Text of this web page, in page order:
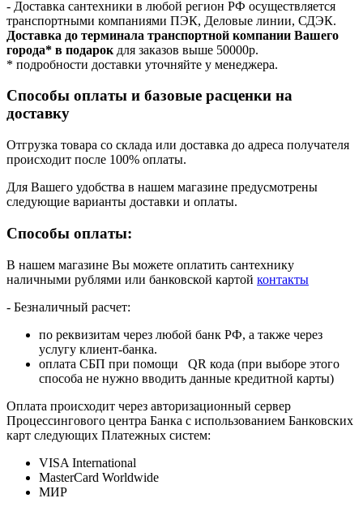
- Доставка сантехники в любой регион РФ осуществляется
транспортными компаниями ПЭК, Деловые линии, СДЭК.
Доставка до терминала транспортной компании Вашего
города* в подарок для заказов выше 50000р.
* подробности доставки уточняйте у менеджера.
Способы оплаты и базовые расценки на
доставку
Отгрузка товара со склада или доставка до адреса получателя
происходит после 100% оплаты.
Для Вашего удобства в нашем магазине предусмотрены
следующие варианты доставки и оплаты.
Способы оплаты:
В нашем магазине Вы можете оплатить сантехнику
наличными рублями или банковской картой контакты
- Безналичный расчет:
по реквизитам через любой банк РФ, а также через
услугу клиент-банка.
оплата СБП при помощи QR кода (при выборе этого
способа не нужно вводить данные кредитной карты)
Оплата происходит через авторизационный сервер
Процессингового центра Банка с использованием Банковских
карт следующих Платежных систем:
VISA International
MasterCard Worldwide
МИР